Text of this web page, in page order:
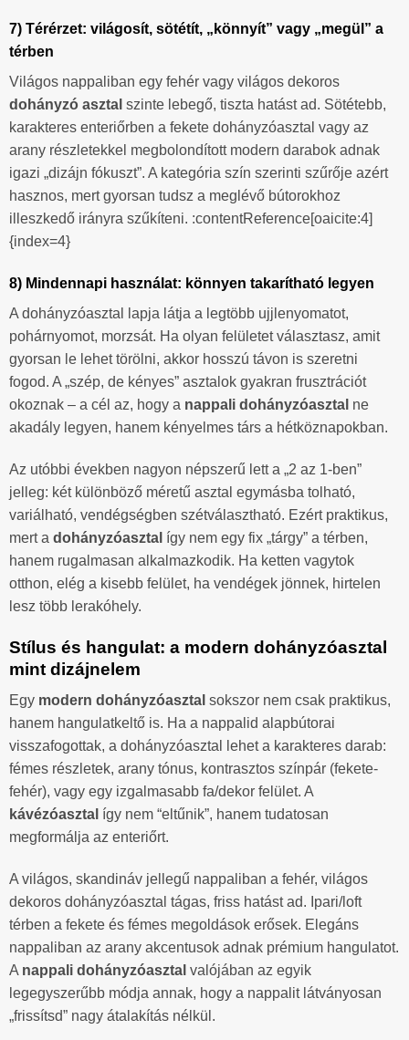
7) Térérzet: világosít, sötétít, „könnyít” vagy „megül” a
térben
Világos nappaliban egy fehér vagy világos dekoros
dohányzó asztal szinte lebegő, tiszta hatást ad. Sötétebb,
karakteres enteriőrben a fekete dohányzóasztal vagy az
arany részletekkel megbolondított modern darabok adnak
igazi „dizájn fókuszt”. A kategória szín szerinti szűrője azért
hasznos, mert gyorsan tudsz a meglévő bútorokhoz
illeszkedő irányra szűkíteni. :contentReference[oaicite:4]
{index=4}
8) Mindennapi használat: könnyen takarítható legyen
A dohányzóasztal lapja látja a legtöbb ujjlenyomatot,
pohárnyomot, morzsát. Ha olyan felületet választasz, amit
gyorsan le lehet törölni, akkor hosszú távon is szeretni
fogod. A „szép, de kényes” asztalok gyakran frusztrációt
okoznak – a cél az, hogy a nappali dohányzóasztal ne
akadály legyen, hanem kényelmes társ a hétköznapokban.
Az utóbbi években nagyon népszerű lett a „2 az 1-ben”
jelleg: két különböző méretű asztal egymásba tolható,
variálható, vendégségben szétválasztható. Ezért praktikus,
mert a dohányzóasztal így nem egy fix „tárgy” a térben,
hanem rugalmasan alkalmazkodik. Ha ketten vagytok
otthon, elég a kisebb felület, ha vendégek jönnek, hirtelen
lesz több lerakóhely.
Stílus és hangulat: a modern dohányzóasztal
mint dizájnelem
Egy modern dohányzóasztal sokszor nem csak praktikus,
hanem hangulatkeltő is. Ha a nappalid alapbútorai
visszafogottak, a dohányzóasztal lehet a karakteres darab:
fémes részletek, arany tónus, kontrasztos színpár (fekete-
fehér), vagy egy izgalmasabb fa/dekor felület. A
kávézóasztal így nem “eltűnik”, hanem tudatosan
megformálja az enteriőrt.
A világos, skandináv jellegű nappaliban a fehér, világos
dekoros dohányzóasztal tágas, friss hatást ad. Ipari/loft
térben a fekete és fémes megoldások erősek. Elegáns
nappaliban az arany akcentusok adnak prémium hangulatot.
A nappali dohányzóasztal valójában az egyik
legegyszerűbb módja annak, hogy a nappalit látványosan
„frissítsd” nagy átalakítás nélkül.